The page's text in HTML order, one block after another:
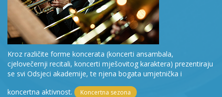
Kroz različite forme koncerata (koncerti ansambala,
cjelovečernji recitali, koncerti mješovitog karaktera) prezentiraju
se svi Odsjeci akademije, te njena bogata umjetnička i
koncertna aktivnost.
Koncertna sezona